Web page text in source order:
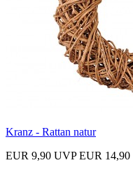
Kranz - Rattan natur
EUR 9,90 UVP EUR 14,90